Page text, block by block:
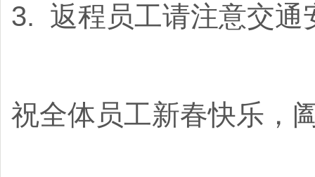
3. 返程员工请注意交通
祝全体员工新春快乐，